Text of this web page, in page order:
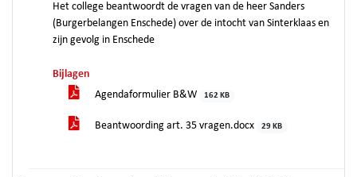
Het college beantwoordt de vragen van de heer Sanders
(Burgerbelangen Enschede) over de intocht van Sinterklaas en
zijn gevolg in Enschede
Bijlagen
Agendaformulier B&W
162 KB
Beantwoording art. 35 vragen.docx 29 KB